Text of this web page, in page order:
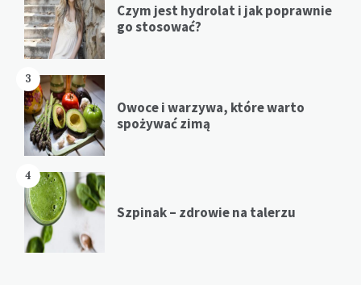
Czym jest hydrolat i jak poprawnie
go stosować?
3
Owoce i warzywa, które warto
spożywać zimą
4
Szpinak – zdrowie na talerzu